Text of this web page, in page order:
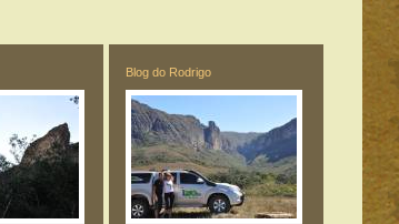
Blog do Rodrigo